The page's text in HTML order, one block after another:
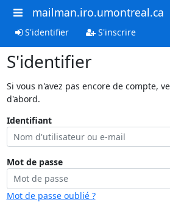
mailman.iro.umontreal.ca
S'identifier S'inscrire
S'identifier
Si vous n'avez pas encore de compte,
d'abord.
Identifiant
Mot de passe
Mot de passe oublié ?